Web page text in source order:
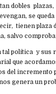
dobles
se
tienen
salvo
tal política y sus
que
del incremento
genera un